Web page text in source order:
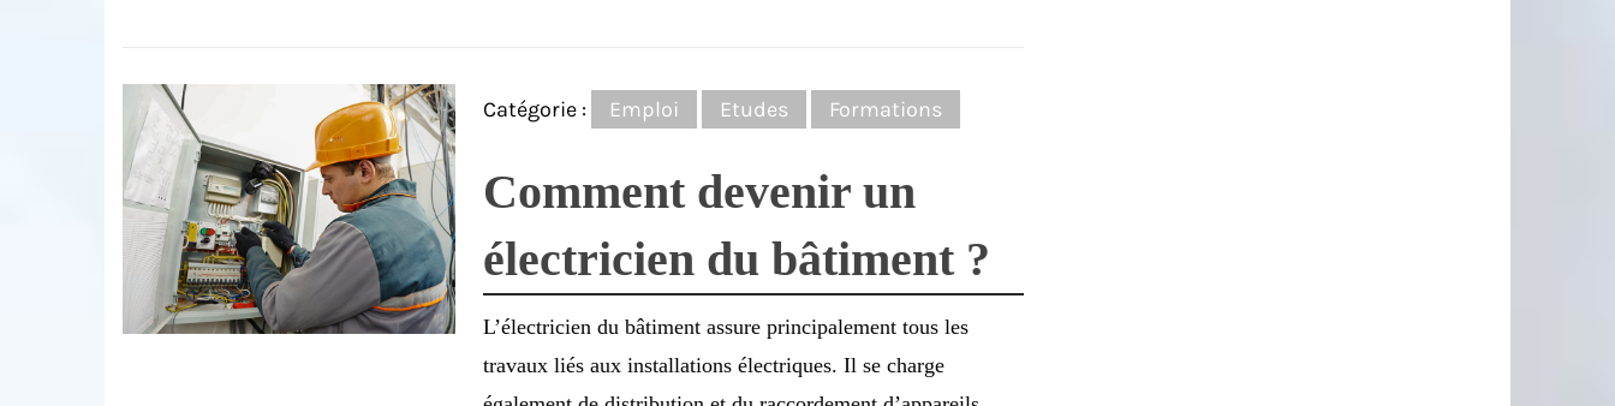
Catégorie : Emploi Etudes Formations
Comment devenir un
électricien du bâtiment ?
L’électricien du bâtiment assure principalement tous les
travaux liés aux installations électriques. Il se charge